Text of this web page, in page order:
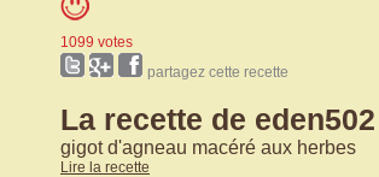
1099 votes
partagez cette recette
La recette de eden502
gigot d'agneau macéré aux herbes
Lire la recette